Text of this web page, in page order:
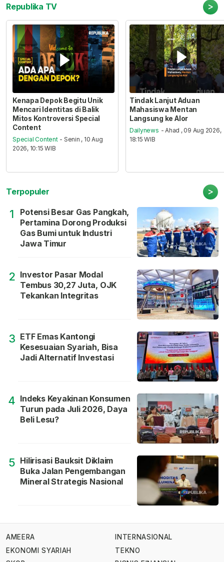
Republika TV >
Kenapa Depok Begitu Unik
Mencari Identitas di Balik
Mitos Kontroversi Special
Content
Special Content - Senin , 10 Aug
2026, 10:15 WIB
Tindak Lanjut Aduan
Mahasiswa Mentan
Langsung ke Alor
Dailynews - Ahad , 09 Aug 2026,
18:15 WIB
Terpopuler >
1
Potensi Besar Gas Pangkah,
Pertamina Dorong Produksi
Gas Bumi untuk Industri
Jawa Timur
2 Investor Pasar Modal
Tembus 30,27 Juta, OJK
Tekankan Integritas
3 ETF Emas Kantongi
Kesesuaian Syariah, Bisa
Jadi Alternatif Investasi
4 Indeks Keyakinan Konsumen
Turun pada Juli 2026, Daya
Beli Lesu?
5 Hilirisasi Bauksit Diklaim
Buka Jalan Pengembangan
Mineral Strategis Nasional
AMEERA
EKONOMI SYARIAH
INTERNASIONAL
TEKNO